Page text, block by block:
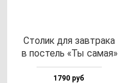
Сто­лик для зав­тра­ка
в пос­тель «Ты са­мая»
1790 руб